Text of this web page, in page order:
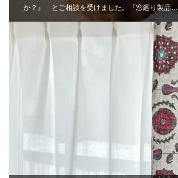
か？』 とご相談を受けました。『窓廻り製品…